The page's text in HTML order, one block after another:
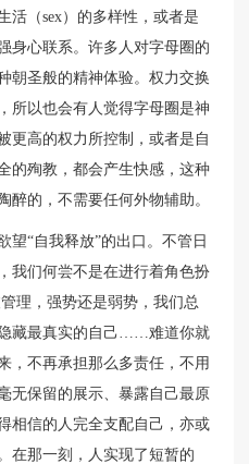
活（sex）的多样性，或者是
身心联系。许多人对字母圈的
朝圣般的精神体验。权力交换
所以也会有人觉得字母圈是神
更高的权力所控制，或者是自
的殉教，都会产生快感，这种
醉的，不需要任何外物辅助。
望“自我释放”的出口。不管日
我们何尝不是在进行着角色扮
理，强势还是弱势，我们总
藏最真实的自己……难道你就
，不再承担那么多责任，不用
无保留的展示、暴露自己最原
相信的人完全支配自己，亦或
在那一刻，人实现了短暂的